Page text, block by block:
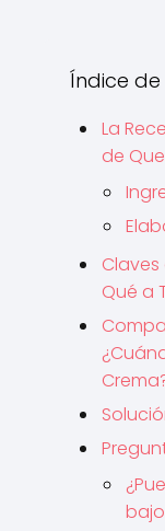
Índice
La
de
Claves
Qué a